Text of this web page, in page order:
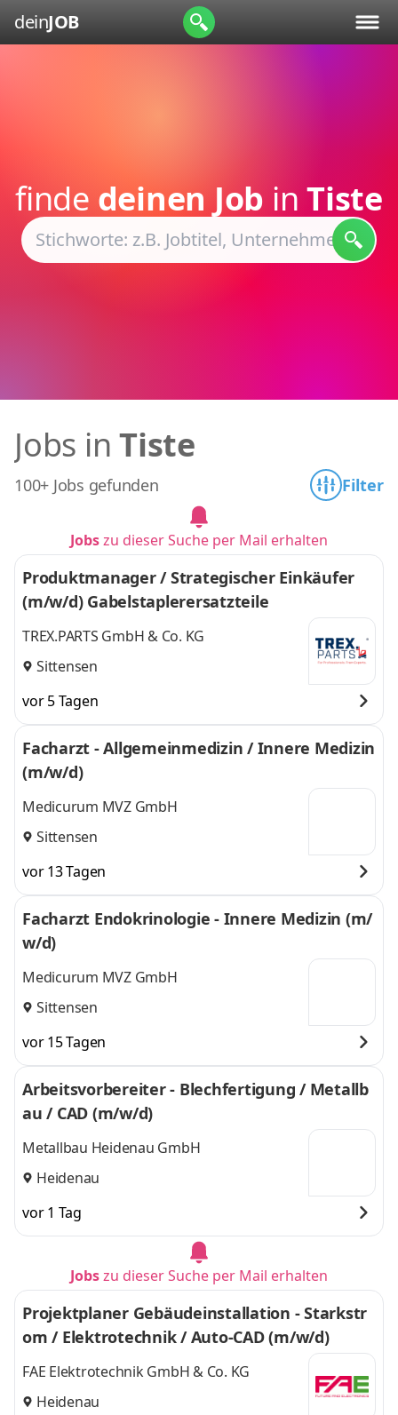
deinJOB
finde deinen Job inTiste
Jobs in Tiste
100+ Jobs gefunden Filter
Jobszu dieser Suche per Mail erhalten
Produktmanager / Strategischer Einkäufer
(m/w/d) Gabelstaplerersatzteile
TREX.PARTS GmbH & Co. KG
Sittensen
vor 5 Tagen
Facharzt - Allgemeinmedizin / Innere Medizin
(m/w/d)
Medicurum MVZ GmbH
Sittensen
vor 13 Tagen
Facharzt Endokrinologie - Innere Medizin (m/
w/d)
Medicurum MVZ GmbH
Sittensen
vor 15 Tagen
Arbeitsvorbereiter - Blechfertigung / Metallb
au / CAD (m/w/d)
Metallbau Heidenau GmbH
Heidenau
vor 1 Tag
Jobszu dieser Suche per Mail erhalten
Projektplaner Gebäudeinstallation - Starkstr
om / Elektrotechnik / Auto-CAD (m/w/d)
FAE Elektrotechnik GmbH & Co. KG
Heidenau